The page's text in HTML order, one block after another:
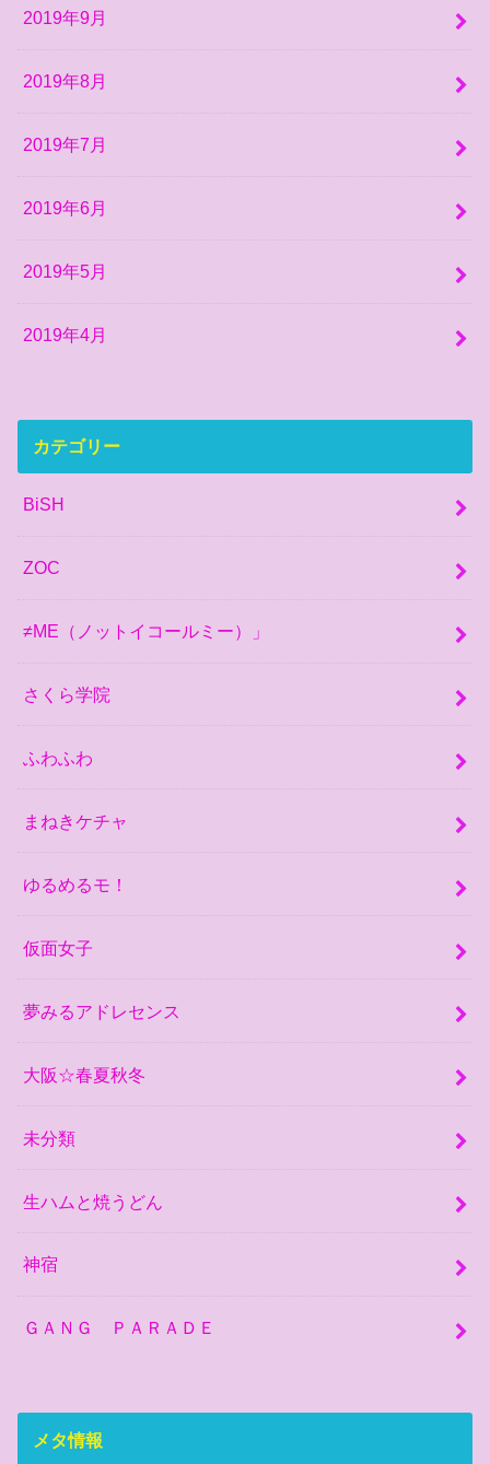
2019年9月
2019年8月
2019年7月
2019年6月
2019年5月
2019年4月
カテゴリー
BiSH
ZOC
≠ME（ノットイコールミー）」
さくら学院
ふわふわ
まねきケチャ
ゆるめるモ！
仮面女子
夢みるアドレセンス
大阪☆春夏秋冬
未分類
生ハムと焼うどん
神宿
ＧＡＮＧ ＰＡＲＡＤＥ
メタ情報